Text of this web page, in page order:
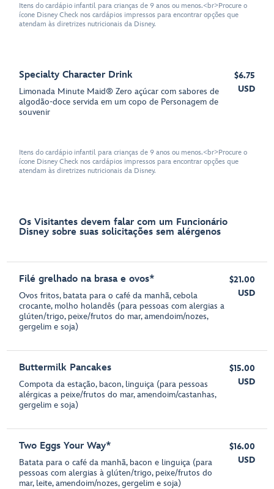
Itens do cardápio infantil para crianças de 9 anos ou menos.<br>Procure o
ícone Disney Check nos cardápios impressos para encontrar opções que
atendam às diretrizes nutricionais da Disney.
Specialty Character Drink
Limonada Minute Maid® Zero açúcar com sabores de
algodão-doce servida em um copo de Personagem de
souvenir
$6.75
USD
Itens do cardápio infantil para crianças de 9 anos ou menos.<br>Procure o
ícone Disney Check nos cardápios impressos para encontrar opções que
atendam às diretrizes nutricionais da Disney.
Os Visitantes devem falar com um Funcionário
Disney sobre suas solicitações sem alérgenos
Filé grelhado na brasa e ovos*
Ovos fritos, batata para o café da manhã, cebola
crocante, molho holandês (para pessoas com alergias a
glúten/trigo, peixe/frutos do mar, amendoim/nozes,
gergelim e soja)
$21.00
USD
Buttermilk Pancakes
Compota da estação, bacon, linguiça (para pessoas
alérgicas a peixe/frutos do mar, amendoim/castanhas,
gergelim e soja)
$15.00
USD
Two Eggs Your Way*
Batata para o café da manhã, bacon e linguiça (para
pessoas com alergias à glúten/trigo, peixe/frutos do
mar, leite, amendoim/nozes, gergelim e soja)
$16.00
USD